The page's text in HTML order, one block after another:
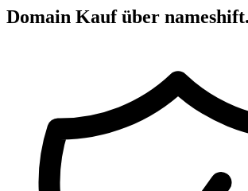
Domain Kauf über